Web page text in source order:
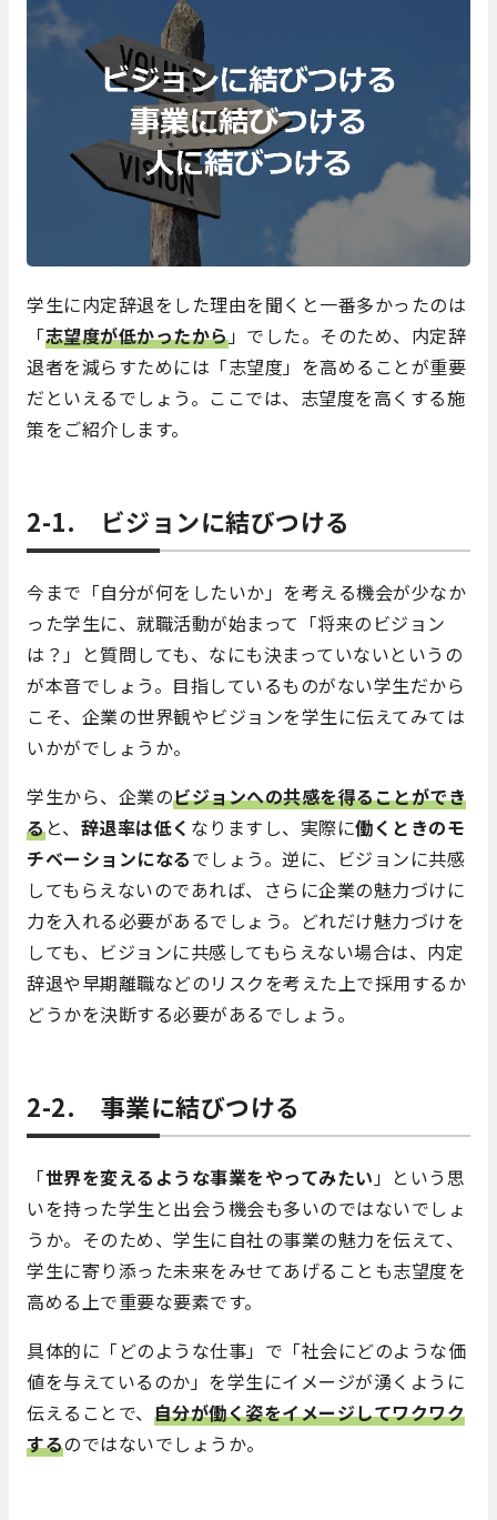
学生に内定辞退をした理由を聞くと一番多かったのは
「志望度が低かったから」でした。そのため、内定辞
退者を減らすためには「志望度」を高めることが重要
だといえるでしょう。ここでは、志望度を高くする施
策をご紹介します。
2-1. ビジョンに結びつける
今まで「自分が何をしたいか」を考える機会が少なか
った学生に、就職活動が始まって「将来のビジョン
は？」と質問しても、なにも決まっていないというの
が本音でしょう。目指しているものがない学生だから
こそ、企業の世界観やビジョンを学生に伝えてみては
いかがでしょうか。
学生から、企業のビジョンへの共感を得ることができ
ると、 辞退率は低く なりますし、実際に働くときのモ
チベーションになるでしょう。逆に、ビジョンに共感
してもらえないのであれば、さらに企業の魅力づけに
力を入れる必要があるでしょう。どれだけ魅力づけを
しても、ビジョンに共感してもらえない場合は、内定
辞退や早期離職などのリスクを考えた上で採用するか
どうかを決断する必要があるでしょう。
2-2. 事業に結びつける
「世界を変えるような事業をやってみたい」という思
いを持った学生と出会う機会も多いのではないでしょ
うか。そのため、学生に自社の事業の魅力を伝えて、
学生に寄り添った未来をみせてあげることも志望度を
高める上で重要な要素です。
具体的に「どのような仕事」で「社会にどのような価
値を与えているのか」を学生にイメージが湧くように
伝えることで、 自分が働く姿をイメージしてワクワク
するのではないでしょうか。